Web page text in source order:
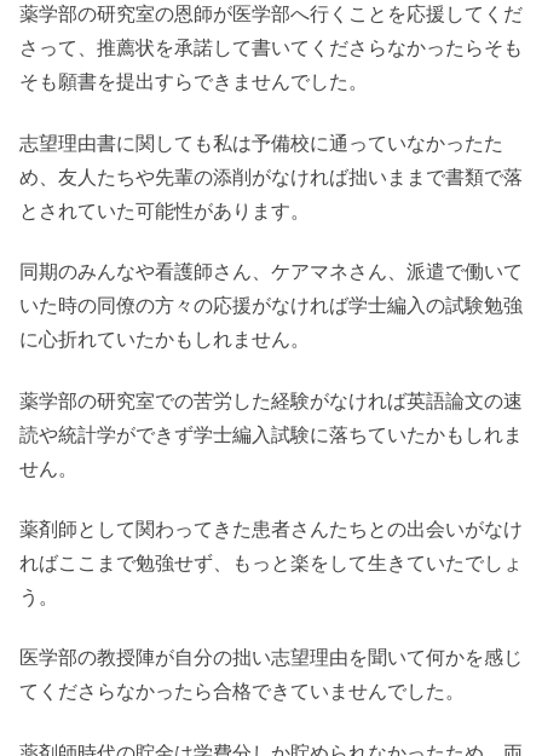
薬学部の研究室の恩師が医学部へ行くことを応援してくだ
さって、推薦状を承諾して書いてくださらなかったらそも
そも願書を提出すらできませんでした。
志望理由書に関しても私は予備校に通っていなかったた
め、友人たちや先輩の添削がなければ拙いままで書類で落
とされていた可能性があります。
同期のみんなや看護師さん、ケアマネさん、派遣で働いて
いた時の同僚の方々の応援がなければ学士編入の試験勉強
に心折れていたかもしれません。
薬学部の研究室での苦労した経験がなければ英語論文の速
読や統計学ができず学士編入試験に落ちていたかもしれま
せん。
薬剤師として関わってきた患者さんたちとの出会いがなけ
ればここまで勉強せず、もっと楽をして生きていたでしょ
う。
医学部の教授陣が自分の拙い志望理由を聞いて何かを感じ
てくださらなかったら合格できていませんでした。